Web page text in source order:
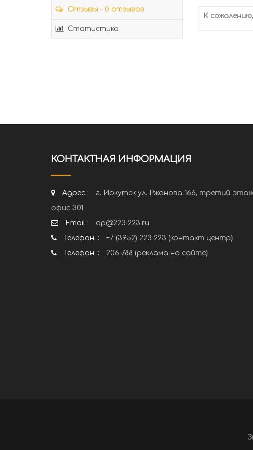
Отзывы - 0 отзывов
Статистика
К
КОНТАКТНАЯ ИНФОРМАЦИЯ
Адрес :
г. Иркутск ул. Ржанова 166, третий
офис 301
Email :
ap@223-223.ru
Телефон: :
+7 (3952) 223-223 (контакт центр)
Телефон: :
206-788 (реклама на сайте)